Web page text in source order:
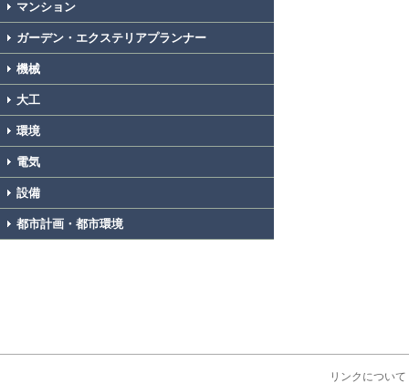
マンション
ガーデン・エクステリアプランナー
機械
大工
環境
電気
設備
都市計画・都市環境
リンクについて